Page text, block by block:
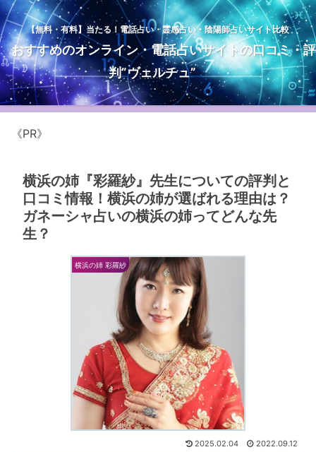
【無料・有料】当たる！電話占い・霊感占い・陰陽師占いサイト比較
おすすめのオンライン・電話占いサイトの口コミ・評
判”ヴェルチュ”
《PR》
横浜の姉『彩羅紗』先生についての評判と
口コミ情報！横浜の姉が選ばれる理由は？
ガネーシャ占いの横浜の姉ってどんな先
生？
横浜の姉 彩羅紗
2025.02.04 2022.09.12